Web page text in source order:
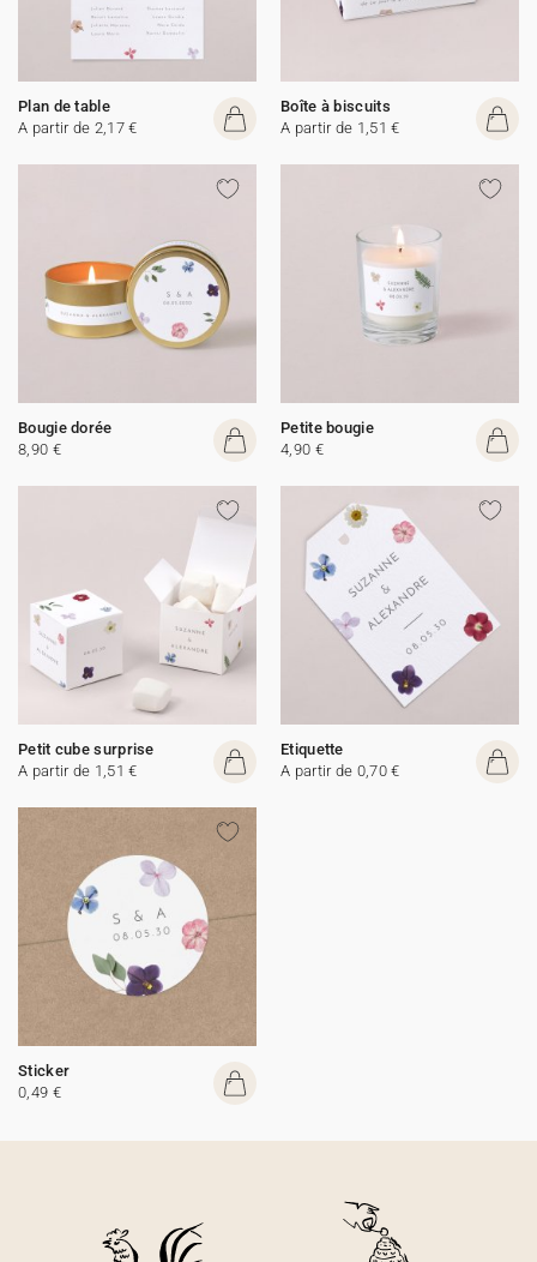
Plan de table
A partir de 2,17 €
Boîte à biscuits
A partir de 1,51 €
Bougie dorée
8,90 €
Petite bougie
4,90 €
Petit cube surprise
A partir de 1,51 €
Etiquette
A partir de 0,70 €
Sticker
0,49 €